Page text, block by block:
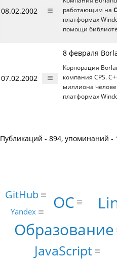
08.02.2002
работающим на
платформах
помощи
07.02.2002
8 февраля
Корпорация
компания CPS.
миллиона
платформах
Публикаций - 894, упоминаний -
Образование
ОС
JavaScript
GitHub
Yandex